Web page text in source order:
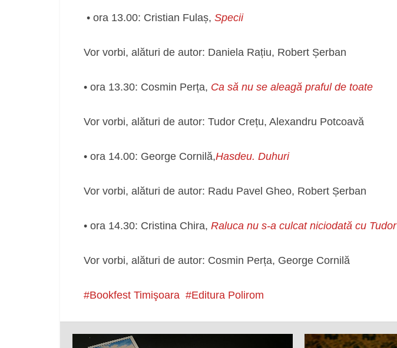
• ora 13.00: Cristian Fulaș, Specii
Vor vorbi, alături de autor: Daniela Rațiu, Robert Șerban
• ora 13.30: Cosmin Perța, Ca să nu se aleagă praful de toate
Vor vorbi, alături de autor: Tudor Crețu, Alexandru Potcoavă
• ora 14.00: George Cornilă,Hasdeu. Duhuri
Vor vorbi, alături de autor: Radu Pavel Gheo, Robert Șerban
• ora 14.30: Cristina Chira, Raluca nu s-a culcat niciodată cu Tudor
Vor vorbi, alături de autor: Cosmin Perța, George Cornilă
Bookfest Timişoara Editura Polirom